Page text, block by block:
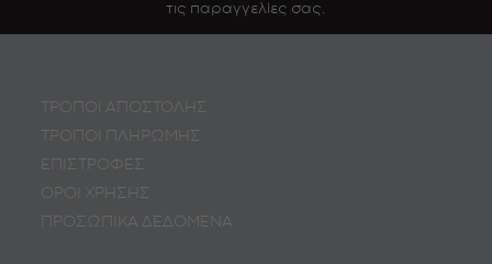
τις παραγγελίες σας.
ΤΡΟΠΟΙ ΑΠΟΣΤΟΛΗΣ
ΤΡΟΠΟΙ ΠΛΗΡΩΜΗΣ
ΕΠΙΣΤΡΟΦΕΣ
ΟΡΟΙ ΧΡΗΣΗΣ
ΠΡΟΣΩΠΙΚA ΔΕΔΟΜΕΝA